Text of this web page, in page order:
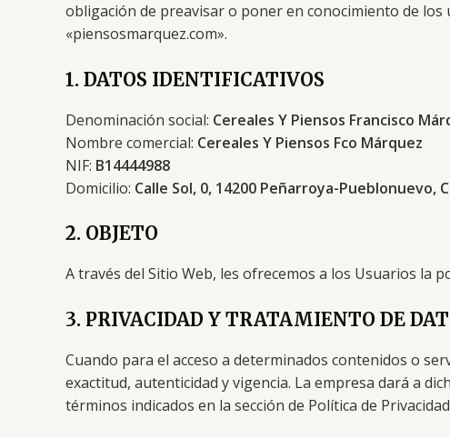
obligación de preavisar o poner en conocimiento de
«piensosmarquez.com».
1. DATOS IDENTIFICATIVOS
Denominación social: Cereales Y Piensos Francisco
Nombre comercial: Cereales Y Piensos Fco Márquez
NIF: B14444988
Domicilio: Calle Sol, 0, 14200 Peñarroya-Pueblonuevo,
2. OBJETO
A través del Sitio Web, les ofrecemos a los Usuarios la
3. PRIVACIDAD Y TRATAMIENTO DE
Cuando para el acceso a determinados contenidos o
exactitud, autenticidad y vigencia. La empresa dará a
términos indicados en la sección de Política de